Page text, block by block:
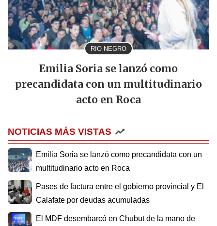
RIO NEGRO
Emilia Soria se lanzó como
precandidata con un multitudinario
acto en Roca
NOTICIAS MÁS VISTAS
Emilia Soria se lanzó como precandidata con un
multitudinario acto en Roca
Pases de factura entre el gobierno provincial y El
Calafate por deudas acumuladas
El MDF desembarcó en Chubut de la mano de